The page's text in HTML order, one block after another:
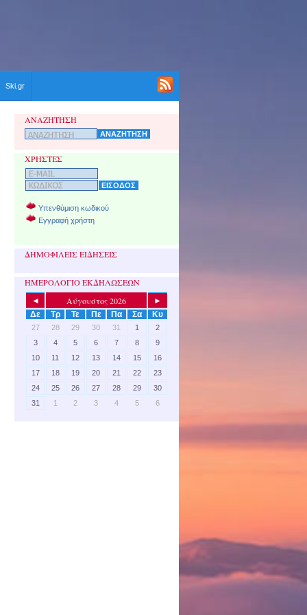
Ski.gr
ΑΝΑΖΗΤΗΣΗ
ΧΡΗΣΤΕΣ
Υπενθύμιση κωδικού
Εγγραφή χρήστη
ΔΗΜΟΦΙΛΕΙΣ ΕΙΔΗΣΕΙΣ
ΗΜΕΡΟΛΟΓΙΟ ΕΚΔΗΛΩΣΕΩΝ
◄ Αύγουστος 2026
►
Δε
Τρ Τε Πε Πα Σα Κυ
27 28 29 30 31 1
2
3
4 5 6 7 8
9
10
11 12 13 14 15
16
17
18 19 20 21 22
23
24
25 26 27 28 29
30
31
1 2 3 4 5 6